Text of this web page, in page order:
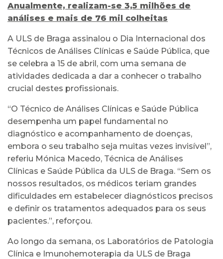
Anualmente, realizam-se 3,5 milhões de
análises e mais de 76 mil colheitas
A ULS de Braga assinalou o Dia Internacional dos
Técnicos de Análises Clínicas e Saúde Pública, que
se celebra a 15 de abril, com uma semana de
atividades dedicada a dar a conhecer o trabalho
crucial destes profissionais.
“O Técnico de Análises Clínicas e Saúde Pública
desempenha um papel fundamental no
diagnóstico e acompanhamento de doenças,
embora o seu trabalho seja muitas vezes invisível”,
referiu Mónica Macedo, Técnica de Análises
Clínicas e Saúde Pública da ULS de Braga. “Sem os
nossos resultados, os médicos teriam grandes
dificuldades em estabelecer diagnósticos precisos
e definir os tratamentos adequados para os seus
pacientes.”, reforçou.
Ao longo da semana, os Laboratórios de Patologia
Clínica e Imunohemoterapia da ULS de Braga